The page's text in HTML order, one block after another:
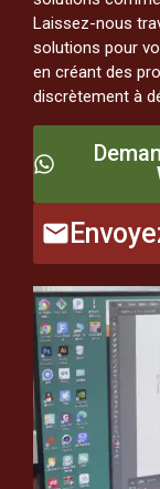
Laissez-nous
solutions pour
en créant des
discrètement à